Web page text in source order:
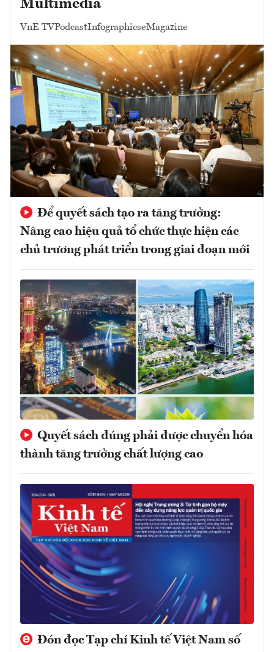
Multimedia
VnE TVPodcastInfographicseMagazine
Để quyết sách tạo ra tăng trưởng:
Nâng cao hiệu quả tổ chức thực hiện các
chủ trương phát triển trong giai đoạn mới
Quyết sách đúng phải được chuyển hóa
thành tăng trưởng chất lượng cao
Đón đọc Tạp chí Kinh tế Việt Nam số